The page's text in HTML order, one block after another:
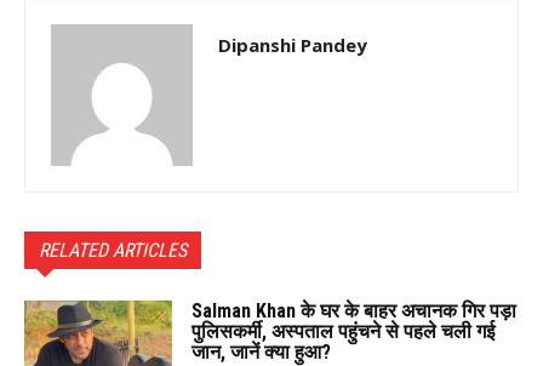
Dipanshi Pandey
RELATED ARTICLES
Salman Khan के घर के बाहर अचानक गिर पड़ा
पुलिसकर्मी, अस्पताल पहुंचने से पहले चली गई
जान, जानें क्या हुआ?